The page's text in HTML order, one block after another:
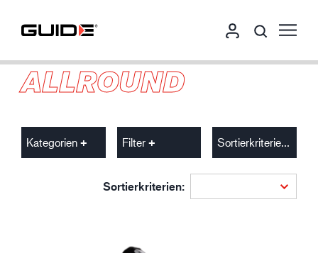
ALLROUND
Kategorien Filter Sortierkriterien
Sortierkriterien: